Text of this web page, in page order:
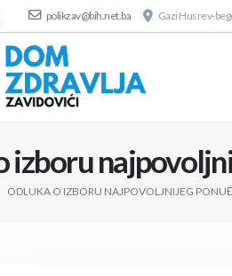
polikzav@bih.net.ba Gazi Husrev-
izboru
ODLUKA O IZBORU NAJPOVOLJNIJEG